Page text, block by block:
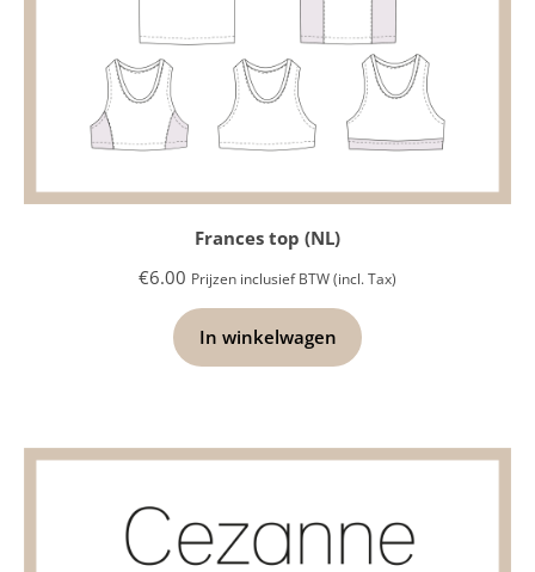
Frances top (NL)
€6.00 Prijzen inclusief BTW (incl. Tax)
In winkelwagen